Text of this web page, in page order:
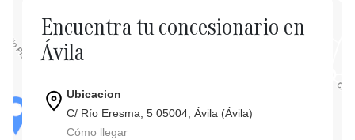
Encuentra tu concesionario en
Ávila
Ubicacion
C/ Río Eresma, 5 05004, Ávila (Ávila)
Cómo llegar